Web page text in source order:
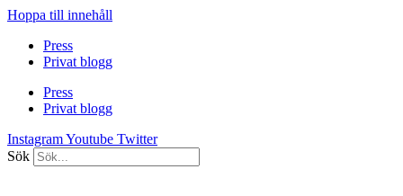
Hoppa till innehåll
Press
Privat blogg
Press
Privat blogg
InstagramYoutube Twitter
Sök